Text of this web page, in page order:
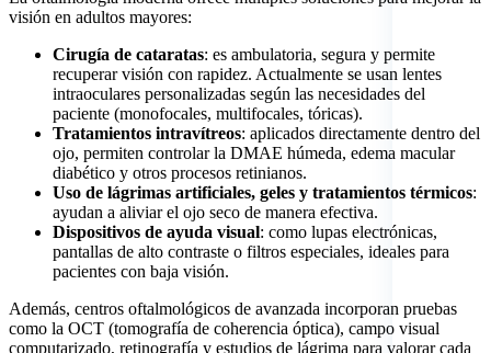
visión en adultos mayores:
Cirugía de cataratas: es ambulatoria, segura y permite
recuperar visión con rapidez. Actualmente se usan lentes
intraoculares personalizadas según las necesidades del
paciente (monofocales, multifocales, tóricas).
Tratamientos intravítreos: aplicados directamente dentro del
ojo, permiten controlar la DMAE húmeda, edema macular
diabético y otros procesos retinianos.
Uso de lágrimas artificiales, geles y tratamientos térmicos:
ayudan a aliviar el ojo seco de manera efectiva.
Dispositivos de ayuda visual: como lupas electrónicas,
pantallas de alto contraste o filtros especiales, ideales para
pacientes con baja visión.
Además, centros oftalmológicos de avanzada incorporan pruebas
como la OCT (tomografía de coherencia óptica), campo visual
computarizado, retinografía y estudios de lágrima para valorar cada